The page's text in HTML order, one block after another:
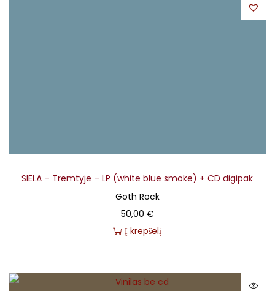
SIELA – Tremtyje – LP (white blue smoke) + CD digipak
Goth Rock
50,00 €
Į krepšelį